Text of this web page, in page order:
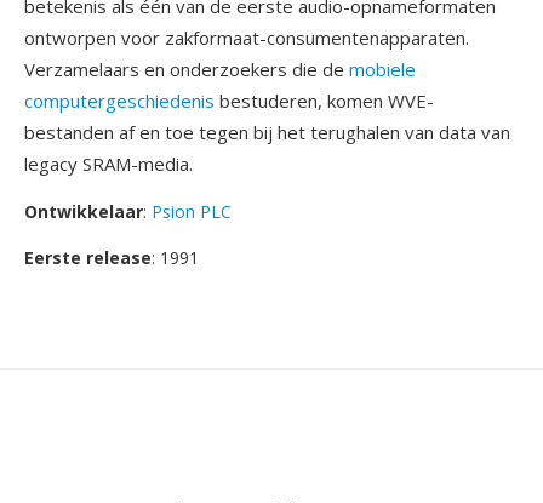
betekenis als één van de eerste audio-opnameformaten
ontworpen voor zakformaat-consumentenapparaten.
Verzamelaars en onderzoekers die de mobiele
computergeschiedenis bestuderen, komen WVE-
bestanden af en toe tegen bij het terughalen van data van
legacy SRAM-media.
Ontwikkelaar: Psion PLC
Eerste release: 1991